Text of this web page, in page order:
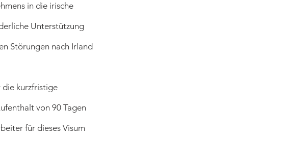
in die irische
Unterstützung
Störungen nach Irland
die kurzfristige
von 90 Tagen
für dieses Visum